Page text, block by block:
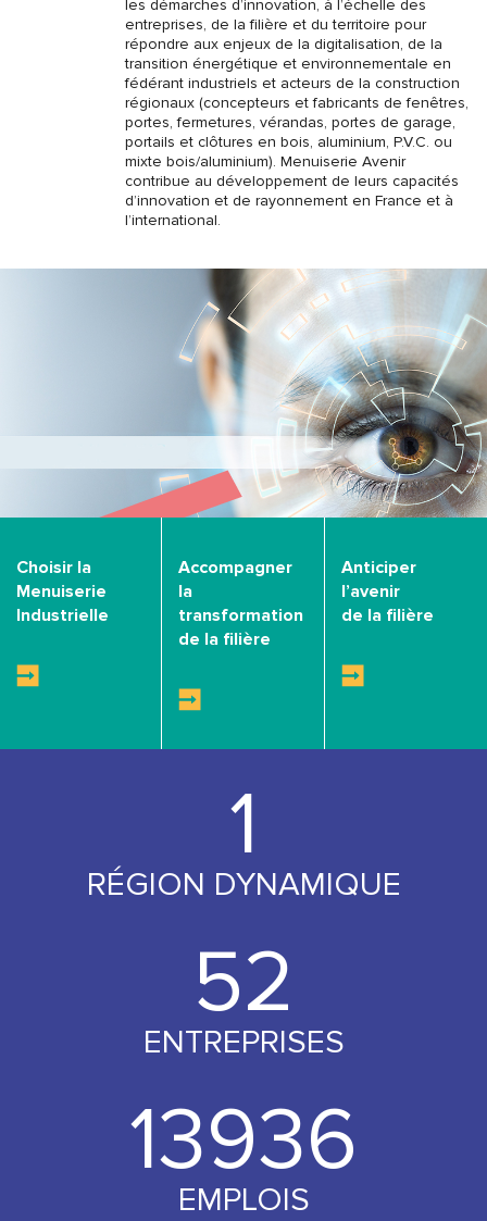
les démarches d’innovation, à l’échelle des
entreprises, de la filière et du territoire pour
répondre aux enjeux de la digitalisation, de la
transition énergétique et environnementale en
fédérant industriels et acteurs de la construction
régionaux (concepteurs et fabricants de fenêtres,
portes, fermetures, vérandas, portes de garage,
portails et clôtures en bois, aluminium, P.V.C. ou
mixte bois/aluminium). Menuiserie Avenir
contribue au développement de leurs capacités
d’innovation et de rayonnement en France et à
l’international.
Choisir la
Menuiserie
Industrielle
Accompagner
la
transformation
de la filière
Anticiper
l’avenir
de la filière
1
RÉGION DYNAMIQUE
53
ENTREPRISES
14000
EMPLOIS